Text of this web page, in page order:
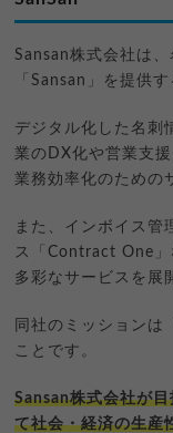
Sansan株式会社は
「Sansan」を提供
デジタル化した名刺
業のDX化や営業支
業務効率化のための
また、インボイス管
ス「Contract One」
多彩なサービスを展
同社のミッションは
ことです。
Sansan株式会社が
て社会・経済の生産